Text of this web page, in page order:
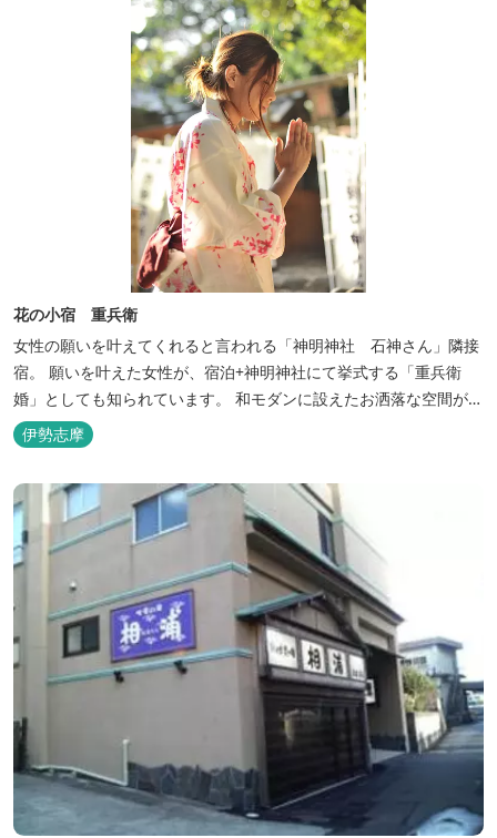
花の小宿 重兵衛
女性の願いを叶えてくれると言われる「神明神社 石神さん」隣接
宿。 願いを叶えた女性が、宿泊+神明神社にて挙式する「重兵衛
婚」としても知られています。 和モダンに設えたお洒落な空間が女
性に人気。
伊勢志摩